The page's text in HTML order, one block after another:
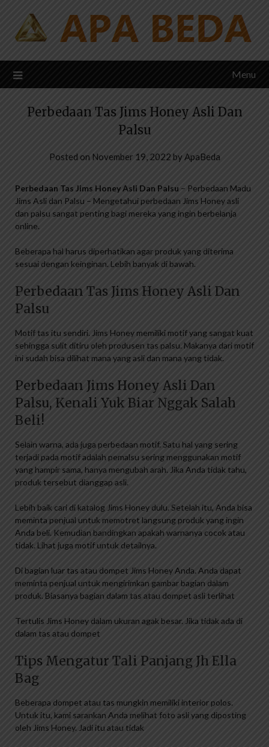
content
Menu
Perbedaan Tas Jims Honey Asli Dan
Palsu
Posted on November 19, 2022 byApaBeda
Perbedaan Tas Jims Honey Asli Dan Palsu – Perbedaan Madu
Jims Asli dan Palsu – Mengetahui perbedaan Jims Honey asli
dan palsu sangat penting bagi mereka yang ingin berbelanja
online.
Beberapa hal harus diperhatikan agar produk yang diterima
sesuai dengan keinginan. Lebih banyak di bawah.
Perbedaan Tas Jims Honey Asli Dan
Palsu
Motif tas itu sendiri. Jims Honey memiliki motif yang sangat kuat
sehingga sulit ditiru oleh produsen tas palsu. Makanya dari motif
ini sudah bisa dilihat mana yang asli dan mana yang tidak.
Perbedaan Jims Honey Asli Dan
Palsu, Kenali Yuk Biar Nggak Salah
Beli!
Selain warna, ada juga perbedaan motif. Satu hal yang sering
terjadi pada motif adalah pemalsu sering menggunakan motif
yang hampir sama, hanya mengubah arah. Jika Anda tidak tahu,
produk tersebut dianggap asli.
Lebih baik cari di katalog Jims Honey dulu. Setelah itu, Anda bisa
meminta penjual untuk memotret langsung produk yang ingin
Anda beli. Kemudian bandingkan apakah warnanya cocok atau
tidak. Lihat juga motif untuk detailnya.
Di bagian luar tas atau dompet Jims Honey Anda. Anda dapat
meminta penjual untuk mengirimkan gambar bagian dalam
produk. Biasanya bagian dalam tas atau dompet asli terlihat
Tertulis Jims Honey dalam ukuran agak besar. Jika tidak ada di
dalam tas atau dompet
Tips Mengatur Tali Panjang Jh Ella
Bag
Beberapa dompet atau tas mungkin memiliki interior polos.
Untuk itu, kami sarankan Anda melihat foto asli yang diposting
oleh Jims Honey. Jadi itu atau tidak